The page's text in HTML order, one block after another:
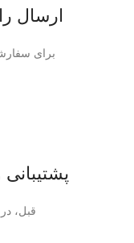
ارسال
برای سفارشات
پشتیبانی و
قبل،